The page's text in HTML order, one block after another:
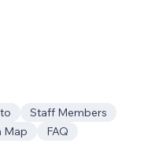
Staff Members
Map
FAQ